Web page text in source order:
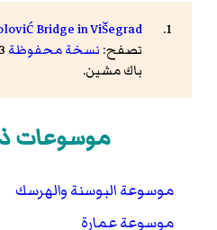
Bridge in Višegrad
تصفح: نسخة محفوظة
باك مشين.
موسوعات
موسوعة البوسنة والهرسك
موسوعة عمارة